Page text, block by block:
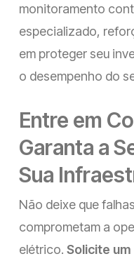
monitoramento
especializado,
em proteger seu
o desempenho do
Entre em
Garanta a
Sua
Não deixe que
comprometam a
elétrico.Solicite